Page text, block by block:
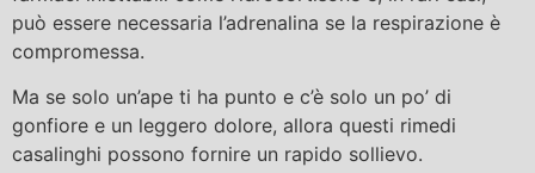
può essere necessaria l’adrenalina se la respirazione è
compromessa.
Ma se solo un’ape ti ha punto e c’è solo un po’ di
gonfiore e un leggero dolore, allora questi rimedi
casalinghi possono fornire un rapido sollievo.